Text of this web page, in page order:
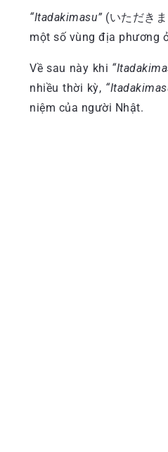
“Itadakimasu” (いただき
một số vùng địa phương
Về sau này khi
nhiều thời kỳ,
niệm của người Nhật.